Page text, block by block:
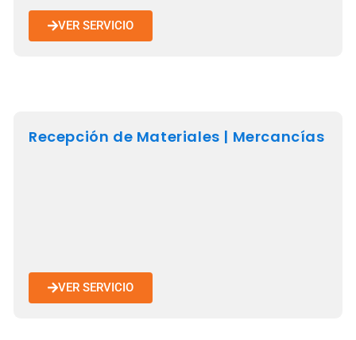
VER SERVICIO
Recepción de Materiales | Mercancías
VER SERVICIO